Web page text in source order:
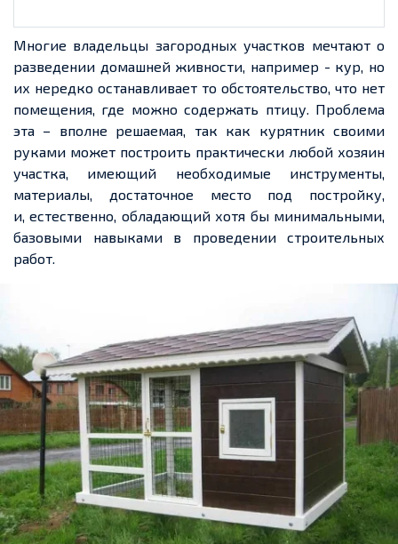
Многие владельцы загородных участков мечтают о
разведении домашней живности, например - кур, но
их нередко останавливает то обстоятельство, что нет
помещения, где можно содержать птицу. Проблема
эта – вполне решаемая, так как курятник своими
руками может построить практически любой хозяин
участка, имеющий необходимые инструменты,
материалы, достаточное место под постройку,
и,естественно, обладающий хотя бы минимальными,
базовыми навыками в проведении строительных
работ.